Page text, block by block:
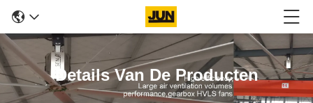
Details Van De Producten